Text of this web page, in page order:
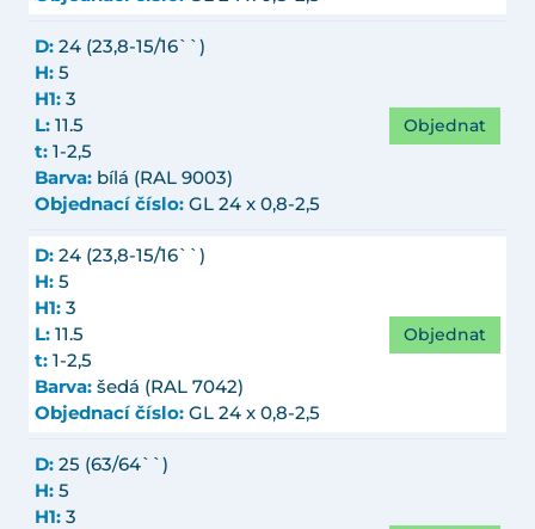
D: 24 (23,8-15/16``)
H: 5
H1: 3
L: 11.5
t: 1-2,5
Barva: bílá (RAL 9003)
Objednací číslo: GL 24 x 0,8-2,5
Objednat
D: 24 (23,8-15/16``)
H: 5
H1: 3
L: 11.5
t: 1-2,5
Barva: šedá (RAL 7042)
Objednací číslo: GL 24 x 0,8-2,5
Objednat
D: 25 (63/64``)
H: 5
H1: 3